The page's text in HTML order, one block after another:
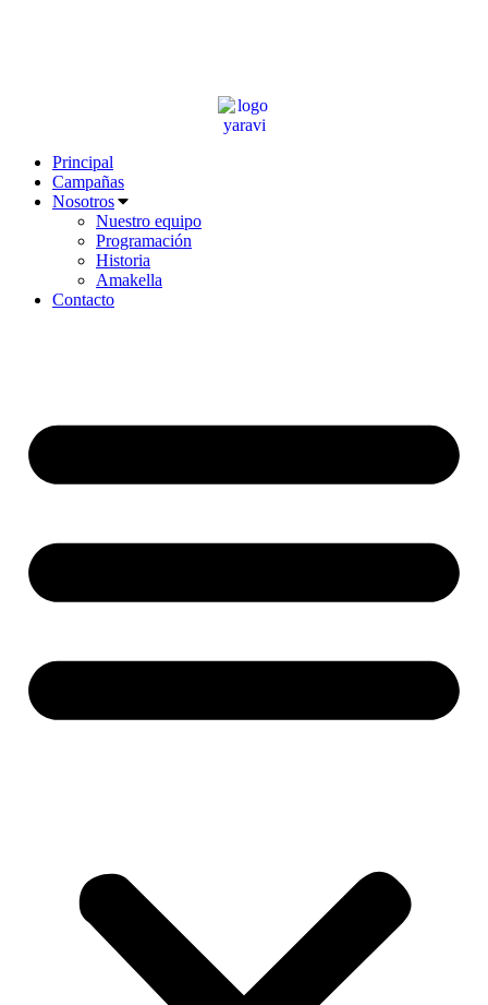
Principal
Campañas
Nosotros
Nuestro equipo
Programación
Historia
Amakella
Contacto